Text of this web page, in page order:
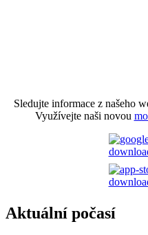
Sledujte informace z našeho
Využívejte naši novou
Aktuální počasí